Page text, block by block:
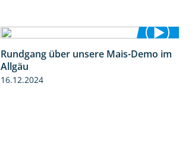
9:08
Rundgang über unsere Mais-Demo im
Allgäu
16.12.2024